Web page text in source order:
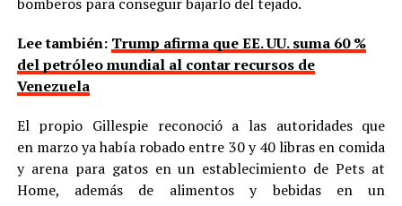
Lee también: Trump afirma que EE. UU. suma 60 %
del petróleo mundial al contar recursos de
Venezuela
El propio Gillespie reconoció a las autoridades que
en marzo ya había robado entre 30 y 40 libras en comida
y arena para gatos en un establecimiento de Pets at
Home, además de alimentos y bebidas en un